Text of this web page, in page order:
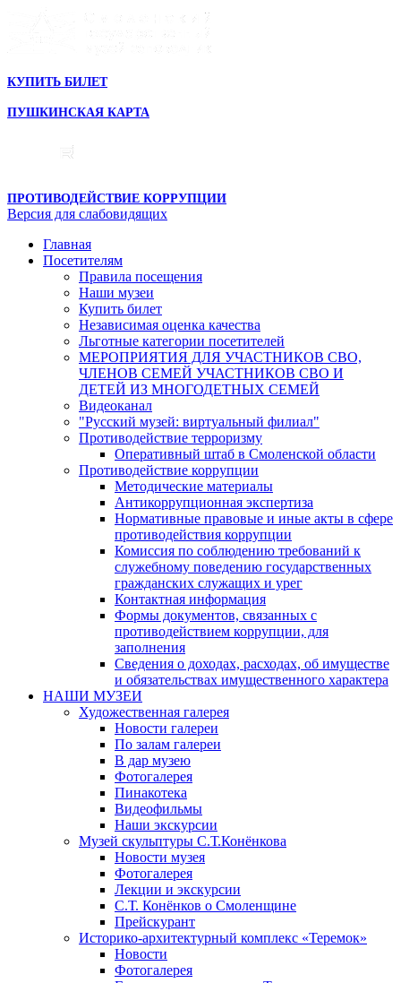
КУПИТЬ БИЛЕТ
ПУШКИНСКАЯ КАРТА
ПРОТИВОДЕЙСТВИЕ КОРРУПЦИИ
Версия для слабовидящих
Главная
Посетителям
Правила посещения
Наши музеи
Купить билет
Независимая оценка качества
Льготные категории посетителей
МЕРОПРИЯТИЯ ДЛЯ УЧАСТНИКОВ СВО,
ЧЛЕНОВ СЕМЕЙ УЧАСТНИКОВ СВО И
ДЕТЕЙ ИЗ МНОГОДЕТНЫХ СЕМЕЙ
Видеоканал
"Русский музей: виртуальный филиал"
Противодействие терроризму
Оперативный штаб в Смоленской области
Противодействие коррупции
Методические материалы
Антикоррупционная экспертиза
Нормативные правовые и иные акты в сфере
противодействия коррупции
Комиссия по соблюдению требований к
служебному поведению государственных
гражданских служащих и урег
Контактная информация
Формы документов, связанных с
противодействием коррупции, для
заполнения
Сведения о доходах, расходах, об имуществе
и обязательствах имущественного характера
НАШИ МУЗЕИ
Художественная галерея
Новости галереи
По залам галереи
В дар музею
Фотогалерея
Пинакотека
Видеофильмы
Наши экскурсии
Музей скульптуры С.Т.Конёнкова
Новости музея
Фотогалерея
Лекции и экскурсии
С.Т. Конёнков о Смоленщине
Прейскурант
Историко-архитектурный комплекс «Теремок»
Новости
Фотогалерея